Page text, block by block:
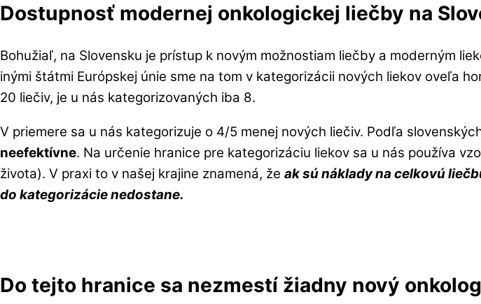
Dostupnosť modernej onkologickej liečby na
Bohužiaľ, na Slovensku je prístup k novým možnostiam liečby a moderným
inými štátmi Európskej únie sme na tom v kategorizácii nových liekov oveľa
20 liečiv, je u nás kategorizovaných iba 8.
V priemere sa u nás kategorizuje o 4/5 menej nových liečiv. Podľa
neefektívne. Na určenie hranice pre kategorizáciu liekov sa u nás používa
života). V praxi to v našej krajine znamená, že ak sú náklady na celkovú
do kategorizácie nedostane.
Do tejto hranice sa nezmestí žiadny nový